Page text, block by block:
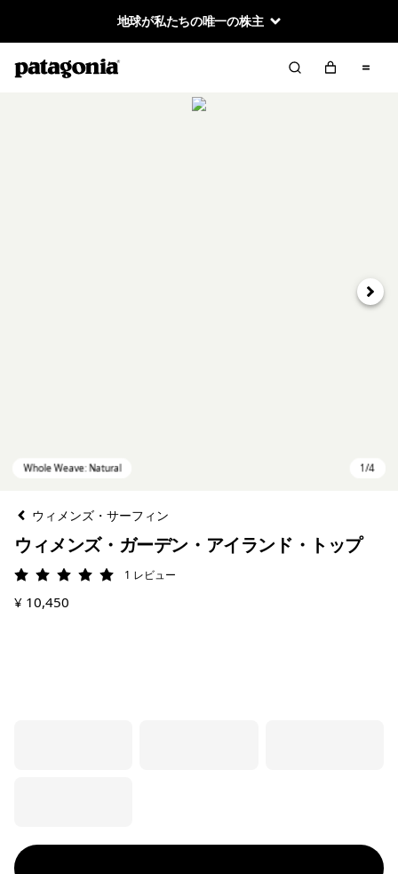
地球が私たちの唯一の株主
次へ
ウィメンズ・サーフィン
ウィメンズ・ガーデン・アイランド・トップ
評価: 5 / 5 1 レビュー
¥ 10,450